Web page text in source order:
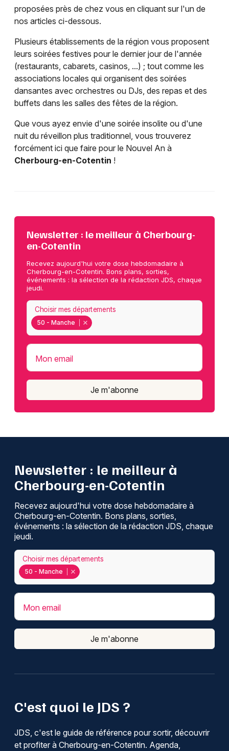
proposées près de chez vous en cliquant sur l'un de
nos articles ci-dessous.
Plusieurs établissements de la région vous proposent
leurs soirées festives pour le dernier jour de l'année
(restaurants, cabarets, casinos, ...) ; tout comme les
associations locales qui organisent des soirées
dansantes avec orchestres ou DJs, des repas et des
buffets dans les salles des fêtes de la région.
Que vous ayez envie d'une soirée insolite ou d'une
nuit du réveillon plus traditionnel, vous trouverez
forcément ici que faire pour le Nouvel An à
Cherbourg-en-Cotentin !
Newsletter : le meilleur à Cherbourg-
en-Cotentin
Recevez aujourd'hui votre dose hebdomadaire à
Cherbourg-en-Cotentin. Bons plans, sorties,
événements : la sélection de la rédaction JDS, chaque
jeudi.
50 - Manche
Choisir mes départements
Mon email
Je m'abonne
C'est quoi le JDS ?
JDS, c'est le guide de référence pour sortir, découvrir
et profiter à Cherbourg-en-Cotentin. Agenda,
Newsletter : le meilleur à
Cherbourg-en-Cotentin
Recevez aujourd'hui votre dose hebdomadaire à
Cherbourg-en-Cotentin. Bons plans, sorties,
événements : la sélection de la rédaction JDS, chaque
jeudi.
50 - Manche
Choisir mes départements
Mon email
Je m'abonne